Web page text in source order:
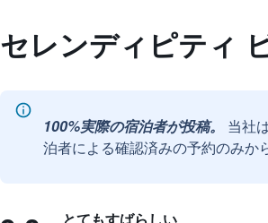
セレンディピティ
100%実際の宿泊者が投稿。
当社
泊者による確認済みの予約のみか